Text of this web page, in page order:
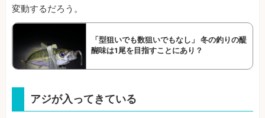
変動するだろう。
「型狙いでも数狙いでもなし」 冬の釣りの醍
醐味は1尾を目指すことにあり？
アジが入ってきている